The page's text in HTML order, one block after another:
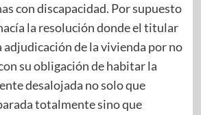
con discapacidad. Por supuesto
la resolución donde el titular
de la vivienda por no
su obligación de habitar la
desalojada no solo que
totalmente sino que